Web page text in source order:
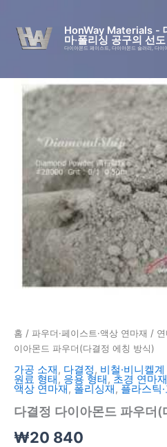
HonWay Materials -
마·폴리싱 공구의 선
다이아몬드 페이스트, 다이아몬드 슬러리, 다이
홈 / 파우더·페이스트·액상 연마재 /
이아몬드 파우더(다결정 에칭 방식)
가공 소재 , 다결정, 비철·비니켈
원료 형태 , 응용 형태 , 초경 연마재
액상 연마재 , 폴리싱재 , 플라스틱
다결정 다이아몬드 파우더(
₩20 840
결
칭
수
량